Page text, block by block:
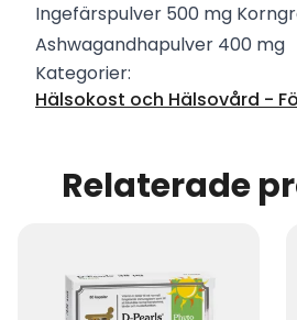
Ingefärspulver 500 mg
Ashwagandhapulver 400 mg
Kategorier:
Hälsokost och Hälsovård -
Relaterade